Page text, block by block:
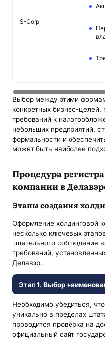
S-Corp
Выбор между этими
конкретных бизнес-целей,
требований к
небольших предприятий,
формальности и
может быть наиболее
Процедура
компании в
Этапы создания
Оформление холдинговой
несколько ключевых
тщательного соблюдения
требований,
Делавэр.
Этап 1. Выбор
Необходимо убедиться,
уникально в пределах
проводится проверка на
официальный сайт